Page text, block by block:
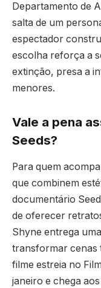
Departamento de
salta de um
espectador
escolha reforça a
extinção, presa a
menores.
Vale a pena
Seeds?
Para quem
que combinem
documentário
de oferecer
Shyne entrega
transformar cenas
filme estreia no
janeiro e chega